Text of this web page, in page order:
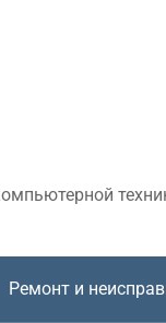
Ремонт и